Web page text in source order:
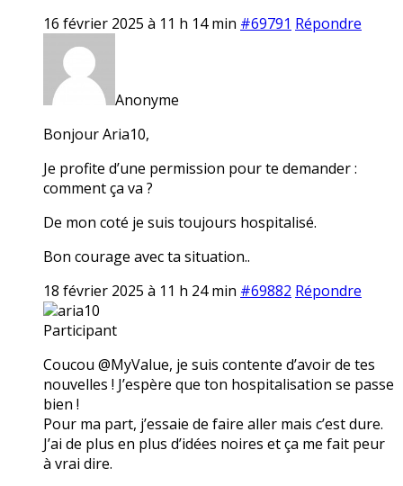
16 février 2025 à 11 h 14 min #69791 Répondre
Anonyme
Bonjour Aria10,
Je profite d’une permission pour te demander :
comment ça va ?
De mon coté je suis toujours hospitalisé.
Bon courage avec ta situation..
18 février 2025 à 11 h 24 min #69882 Répondre
aria10
Participant
Coucou @MyValue, je suis contente d’avoir de tes
nouvelles ! J’espère que ton hospitalisation se passe
bien !
Pour ma part, j’essaie de faire aller mais c’est dure.
J’ai de plus en plus d’idées noires et ça me fait peur
à vrai dire.